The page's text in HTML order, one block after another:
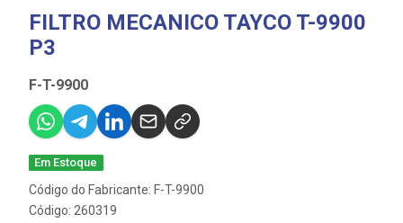
FILTRO MECANICO TAYCO T-9900
P3
F-T-9900
Em Estoque
Código do Fabricante: F-T-9900
Código: 260319